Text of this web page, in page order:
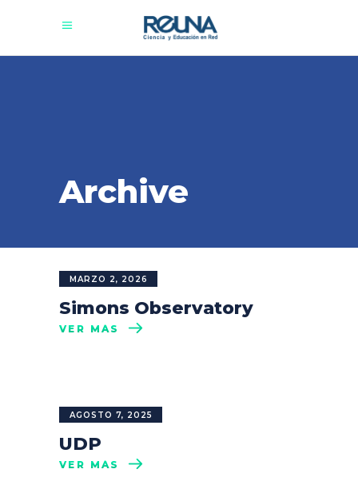
Archive
MARZO 2, 2026
Simons Observatory
VER MÁS
AGOSTO 7, 2025
UDP
VER MÁS